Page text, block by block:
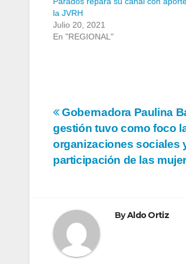
la JVRH
Julio 20, 2021
En "REGIONAL"
Navegación
de
entradas
Gobernadora Paulina
gestión tuvo como foco
organizaciones sociales
participación de las
ByAldo Ortiz